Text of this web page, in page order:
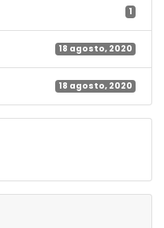
1
18 agosto, 2020
18 agosto, 2020